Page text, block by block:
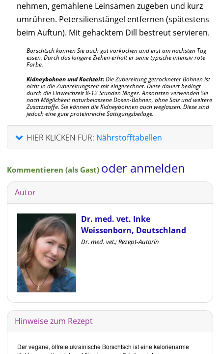
nehmen, gemahlene Leinsamen zugeben und kurz
umrühren. Petersilienstängel entfernen (spätestens
beim Auftun). Mit gehacktem Dill bestreut servieren.
Borschtsch können Sie auch gut vorkochen und erst am nächsten Tag
essen. Durch das längere Ziehen erhält er seine typische intensiv rote
Farbe.
Kidneybohnen und Kochzeit:Die Zubereitung getrockneter Bohnen ist
nicht in die Zubereitungszeit mit eingerechnet. Diese dauert bedingt
durch die Einweichzeit 8-12 Stunden länger. Ansonsten verwenden Sie
nach Möglichkeit naturbelassene Dosen-Bohnen, ohne Salz und weitere
Zusatzstoffe. Sie können die Kidneybohnen auch weglassen. Diese sind
jedoch eine gute proteinreiche Sättigungsbeilage.
HIER KLICKEN FÜR: Nährstofftabellen
Kommentieren (als Gast) oder anmelden
Autor
Dr. med. vet. Inke
Weissenborn, Deutschland
Dr. med. vet.; Rezept-Autorin
Hinweise zum Rezept
Der vegane, ölfreie ukrainische Borschtsch ist eine kalorienarme